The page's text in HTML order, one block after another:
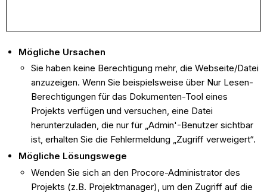
Mögliche Ursachen
Sie haben keine Berechtigung mehr, die Webseite/Datei
anzuzeigen. Wenn Sie beispielsweise über Nur Lesen-
Berechtigungen für das Dokumenten-Tool eines
Projekts verfügen und versuchen, eine Datei
herunterzuladen, die nur für „Admin'-Benutzer sichtbar
ist, erhalten Sie die Fehlermeldung „Zugriff verweigert“.
Mögliche Lösungswege
Wenden Sie sich an den Procore-Administrator des
Projekts (z.B. Projektmanager), um den Zugriff auf die